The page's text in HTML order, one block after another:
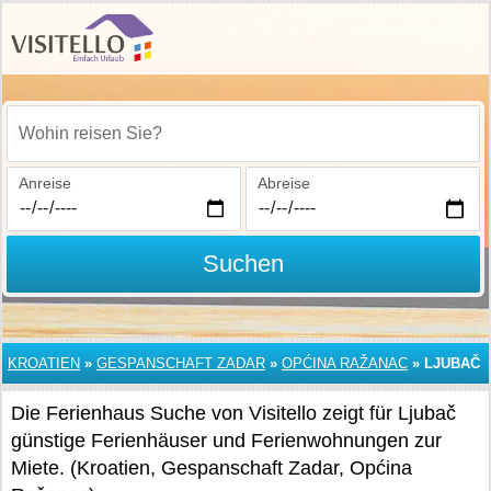
Wohin reisen Sie?
Anreise Abreise
Suchen
KROATIEN » GESPANSCHAFT ZADAR » OPĆINA RAŽANAC » LJUBAČ
Die Ferienhaus Suche von Visitello zeigt für Ljubač
günstige Ferienhäuser und Ferienwohnungen zur
Miete. (Kroatien, Gespanschaft Zadar, Općina